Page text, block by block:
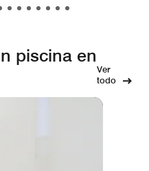
piscina en
Ver
todo